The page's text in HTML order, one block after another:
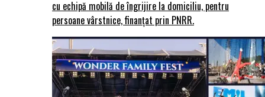
cu echipă mobilă de îngrijire la domiciliu, pentru
persoane vârstnice, finanțat prin PNRR.